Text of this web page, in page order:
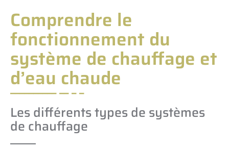
Comprendre le
fonctionnement du
système de chauffage et
d’eau chaude
Les différents types de systèmes
de chauffage